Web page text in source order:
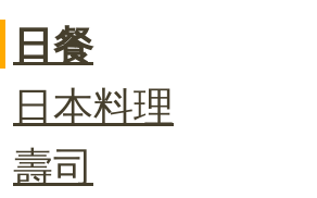
日餐
日本料理
壽司